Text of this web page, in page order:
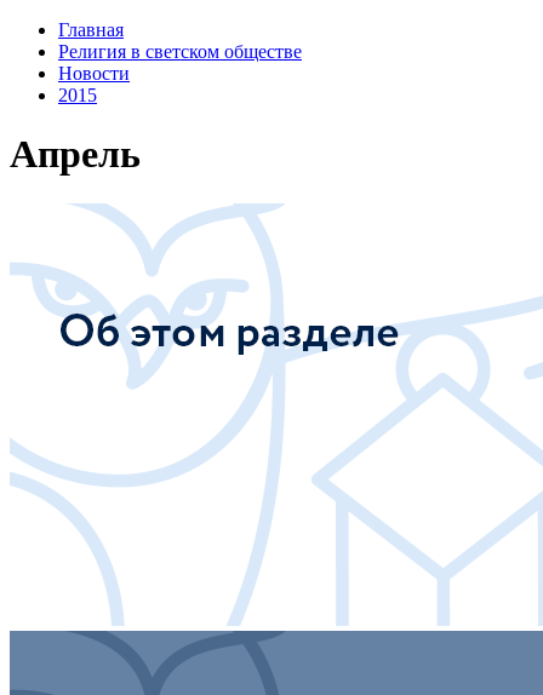
Главная
Религия в светском обществе
Новости
2015
Апрель